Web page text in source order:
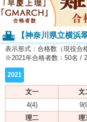
【神奈川県立横浜
表示形式：合格数（現役合
※2021年合格者数：50名 /
2021
文一 文
4(4)
理二
理